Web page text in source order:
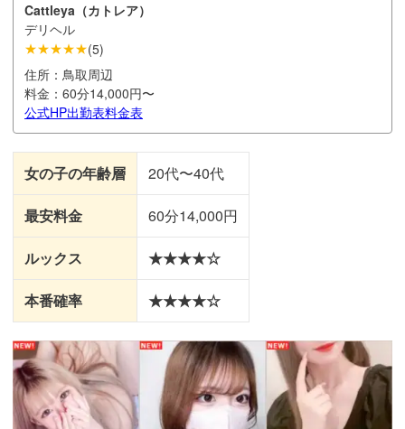
Cattleya（カトレア）
デリヘル
★★★★★(5)
住所： 鳥取周辺
料金： 60分14,000円〜
公式HP出勤表料金表
女の子の年齢層 20代〜40代
最安料金 60分14,000円
ルックス ★★★★☆
本番確率 ★★★★☆